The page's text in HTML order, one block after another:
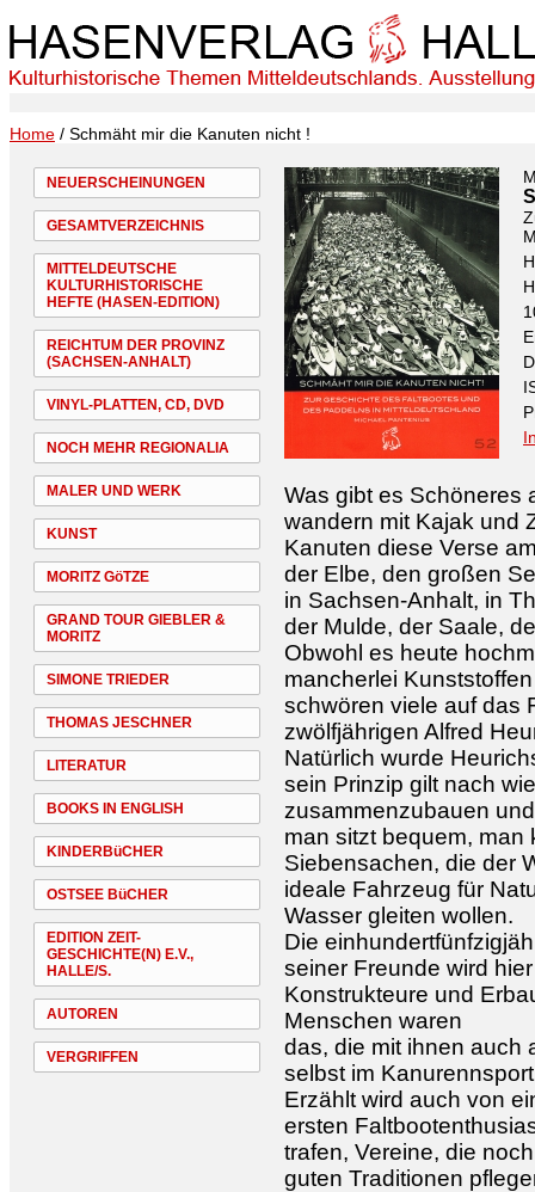
Home / Schmäht mir die Kanuten nicht !
NEUERSCHEINUNGEN
GESAMTVERZEICHNIS
MITTELDEUTSCHE
KULTURHISTORISCHE
HEFTE (HASEN-EDITION)
REICHTUM DER PROVINZ
(SACHSEN-ANHALT)
VINYL-PLATTEN, CD, DVD
NOCH MEHR REGIONALIA
MALER UND WERK
KUNST
MORITZ GöTZE
GRAND TOUR GIEBLER &
MORITZ
SIMONE TRIEDER
THOMAS JESCHNER
LITERATUR
BOOKS IN ENGLISH
KINDERBüCHER
OSTSEE BüCHER
EDITION ZEIT-
GESCHICHTE(N) E.V.,
HALLE/S.
AUTOREN
VERGRIFFEN
Was gibt es Schöneres
wandern mit Kajak und
Kanuten diese Verse
der Elbe, den großen
in Sachsen-Anhalt, in
der Mulde, der Saale,
Obwohl es heute
mancherlei
schwören viele auf das
zwölfjährigen Alfred
Natürlich wurde
sein Prinzip gilt nach
zusammenzubauen
man sitzt bequem, man
Siebensachen, die der
ideale Fahrzeug für
Wasser gleiten wollen.
Die
seiner Freunde wird
Konstrukteure und
Menschen waren
das, die mit ihnen auch
selbst im
Erzählt wird auch von
ersten
trafen, Vereine, die
guten Traditionen